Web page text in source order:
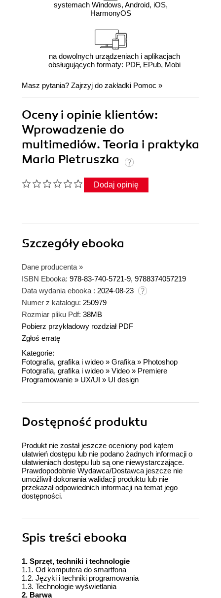
systemach Windows, Android, iOS,
HarmonyOS
na dowolnych urządzeniach i aplikacjach
obsługujących formaty: PDF, EPub, Mobi
Masz pytania? Zajrzyj do zakładki Pomoc »
Oceny i opinie klientów:
Wprowadzenie do
multimediów. Teoria i praktyka
Maria Pietruszka
Dodaj opinię
Szczegółyebooka
Dane producenta »
ISBN Ebooka: 978-83-740-5721-9, 9788374057219
Data wydania ebooka : 2024-08-23
Numer z katalogu: 250979
Rozmiar pliku Pdf: 38MB
Pobierz przykładowy rozdział PDF
Zgłoś erratę
Kategorie:
Fotografia, grafika i wideo » Grafika » Photoshop
Fotografia, grafika i wideo » Video » Premiere
Programowanie » UX/UI » UI design
Dostępność produktu
Produkt nie został jeszcze oceniony pod kątem
ułatwień dostępu lub nie podano żadnych informacji o
ułatwieniach dostępu lub są one niewystarczające.
Prawdopodobnie Wydawca/Dostawca jeszcze nie
umożliwił dokonania walidacji produktu lub nie
przekazał odpowiednich informacji na temat jego
dostępności.
Spis treści ebooka
1. Sprzęt, techniki i technologie
1.1. Od komputera do smartfona
1.2. Języki i techniki programowania
1.3. Technologie wyświetlania
2. Barwa